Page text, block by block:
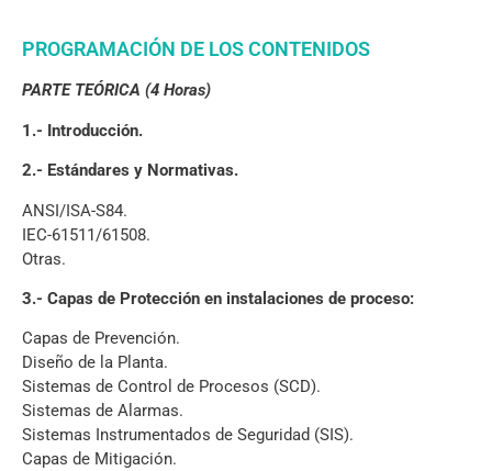
PROGRAMACIÓN DE LOS CONTENIDOS
PARTE TEÓRICA (4 Horas)
1.- Introducción.
2.- Estándares y Normativas.
ANSI/ISA-S84.
IEC-61511/61508.
Otras.
3.- Capas de Protección en instalaciones de proceso:
Capas de Prevención.
Diseño de la Planta.
Sistemas de Control de Procesos (SCD).
Sistemas de Alarmas.
Sistemas Instrumentados de Seguridad (SIS).
Capas de Mitigación.